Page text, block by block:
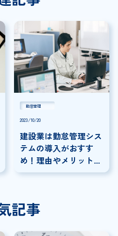
勤怠管理
2023/10/20
建設業は勤怠管理シス
テムの導入がおすす
め！理由やメリット、
選び方を解説
記事